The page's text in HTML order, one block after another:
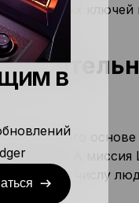
приватных ключей
в его
токенов. А миссия
числу
в